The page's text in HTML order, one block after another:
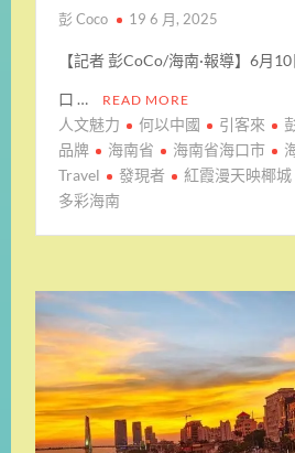
彭 Coco 19 6 月, 2025
【記者 彭CoCo/海南·報導】6月
口 … READ MORE
人文魅力 何以中國 引客來
品牌
海南省 海南省海口市
Travel
發現者 紅霞漫天映椰城
多彩海南